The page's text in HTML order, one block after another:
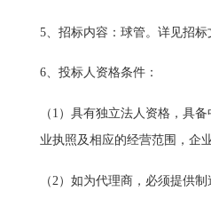
5、招标内容：球管。详见招标
6、投标人资格条件：
（1）具有独立法人资格，具
业执照及相应的经营范围，企
（2）如为代理商，必须提供